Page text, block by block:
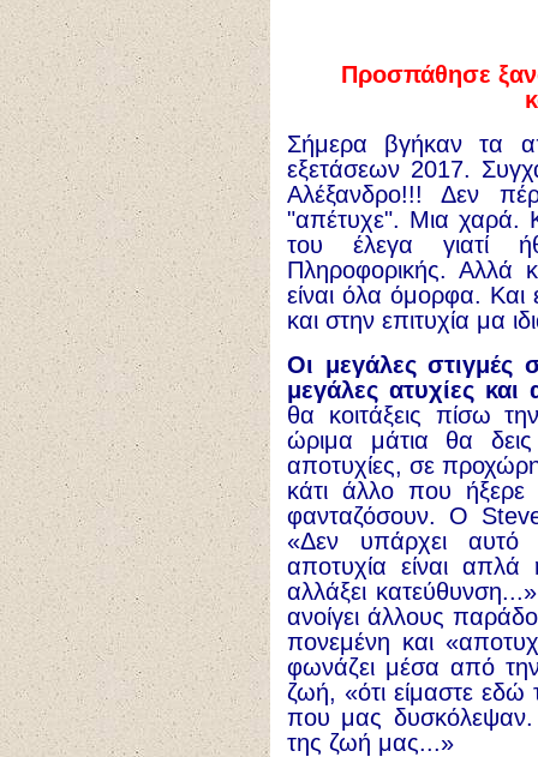
Προσπάθησε
Σήμερα βγήκαν τα
εξετάσεων 2017.
Αλέξανδρο!!! Δεν
"απέτυχε". Μια χαρά.
του έλεγα γιατί
Πληροφορικής. Αλλά
είναι όλα όμορφα. Και
και στην επιτυχία μα
Οι μεγάλες
μεγάλες ατυχίες και
θα κοιτάξεις πίσω
ώριμα μάτια θα
αποτυχίες, σε
κάτι άλλο που
φανταζόσουν. Ο
«Δεν υπάρχει
αποτυχία είναι
αλλάξει
ανοίγει άλλους
πονεμένη και
φωνάζει μέσα από
ζωή, «ότι είμαστε εδώ
που μας δυσκόλεψαν.
της ζωή μας...»